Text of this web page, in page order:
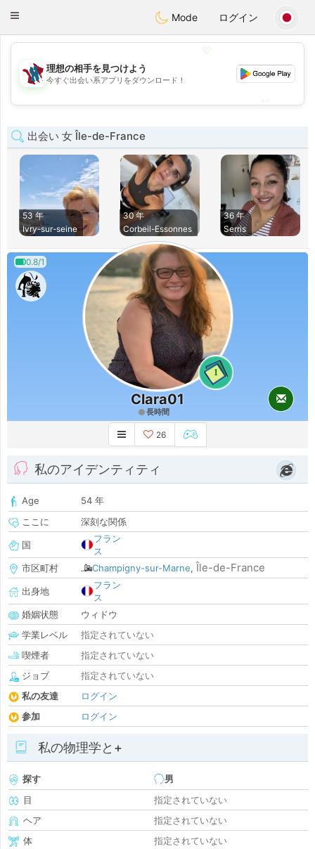
Taimerais
Toggle
Mode ログイン
💖
💕
理想の相手を見つけよう
今すぐ出会い系アプリをダウンロード！
出会い 女 Île-de-France
53 年
Ivry-sur-seine
30 年
Corbeil-Essonnes
36 年
Serris
0.8/1
1
Clara01
長時間
26
私のアイデンティティ
Age
54 年
ここに
深刻な関係
国
フラン
ス
市区町村
Champigny-sur-Marne, Île-de-France
出身地
フラン
ス
婚姻状態
ウィドウ
学業レベル
指定されていない
喫煙者
指定されていない
ジョブ
指定されていない
私の友達
ログイン
参加
ログイン
私の物理学と+
探す
男
目
指定されていない
ヘア
指定されていない
体
指定されていない